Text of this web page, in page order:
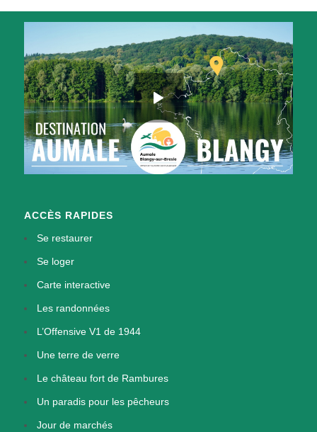
ACCÈS RAPIDES
Se restaurer
Se loger
Carte interactive
Les randonnées
L’Offensive V1 de 1944
Une terre de verre
Le château fort de Rambures
Un paradis pour les pêcheurs
Jour de marchés